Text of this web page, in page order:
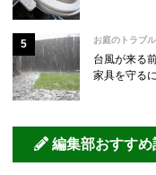
お庭のトラブル
台風が来る
家具を守る
編集部おすすめ